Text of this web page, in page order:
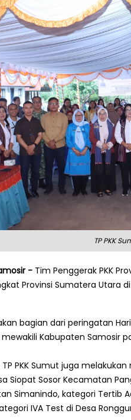
TP PKK
- Tim Penggerak PKK
Provinsi Sumatera Utara
bagian dari peringatan
Kabupaten Samosir
PKK Sumut juga
Siopat Sosor Kecamatan
Simanindo, kategori Tertib
IVA Test di Desa